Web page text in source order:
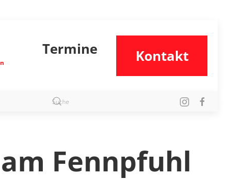
Termine Kontakt
Fennpfuhl